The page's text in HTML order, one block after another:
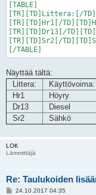
[TABLE]
[TR][TD]Littera:[/
[TR][TD]Hr1[/
[TR][TD]Dr13[/
[TR][TD]Sr2[/
Näyttää tältä:
Littera:
Käyttövoima:
Hr1
Höyry
Dr13
Diesel
Sr2
Sähkö
LOK
Lämmittäjä
Re: Taulukoiden
V24.10.2017 04:35